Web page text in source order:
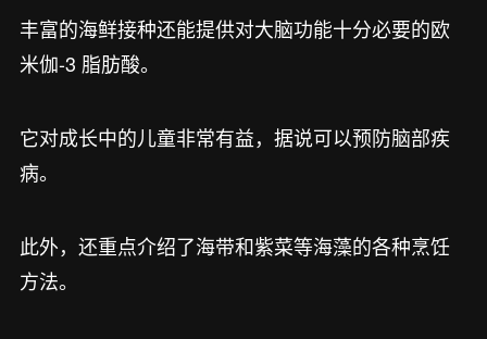
丰富的海鲜接种还能提供对大脑功能十分必要的欧
米伽-3 脂肪酸。
它对成长中的儿童非常有益，据说可以预防脑部疾
病。
此外，还重点介绍了海带和紫菜等海藻的各种烹饪
方法。